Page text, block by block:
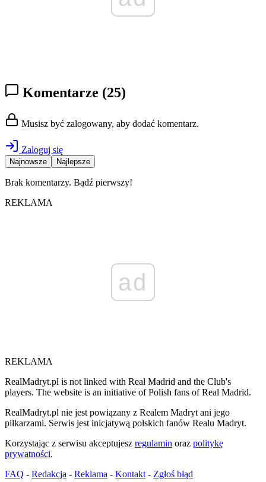
Komentarze (25)
Musisz być zalogowany, aby dodać komentarz.
Zaloguj się
Najnowsze Najlepsze
Brak komentarzy. Bądź pierwszy!
REKLAMA
ad
REKLAMA
RealMadryt.pl is not linked with Real Madrid and the Club's
players. The website is an initiative of Polish fans of Real Madrid.
RealMadryt.pl nie jest powiązany z Realem Madryt ani jego
piłkarzami. Serwis jest inicjatywą polskich fanów Realu Madryt.
Korzystając z serwisu akceptujesz regulamin oraz politykę
prywatności.
FAQ - Redakcja - Reklama - Kontakt - Zgłoś błąd